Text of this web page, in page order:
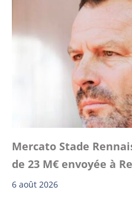
Mercato Stade
de 23 M€ envoyée à
6 août 2026